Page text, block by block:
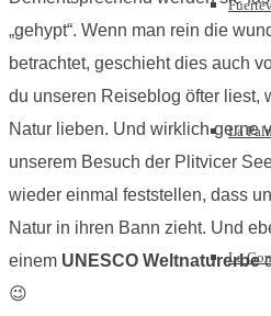
La
La
„gehypt“. Wenn man rein die
betrachtet, geschieht dies auch
du unseren Reiseblog öfter liest,
Natur lieben. Und wirklich gerne
unserem Besuch der Plitvicer
wieder einmal feststellen, dass
Natur in ihren Bann zieht. Und
einem UNESCO Weltnaturerbe
😉